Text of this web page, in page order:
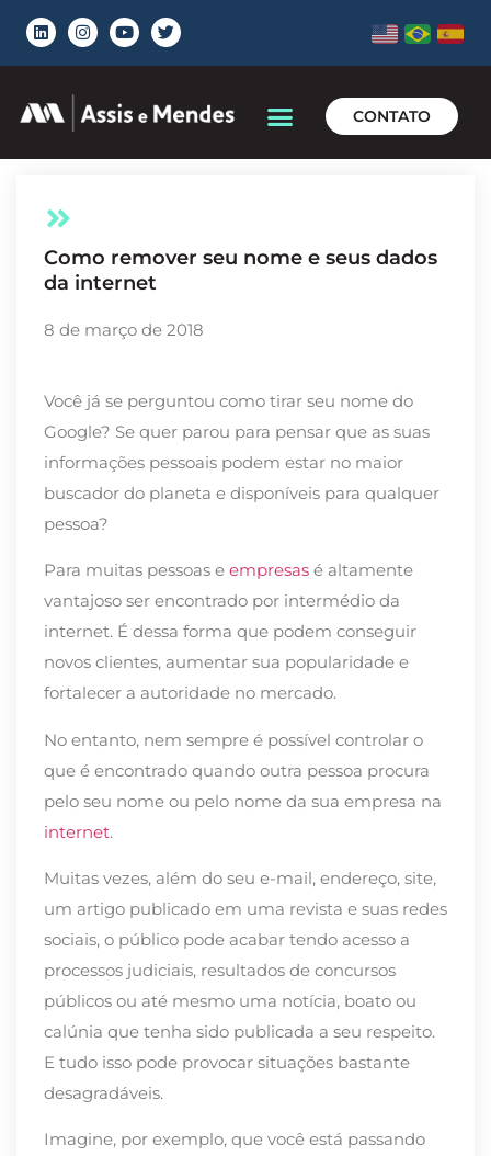
CONTATO
Como remover seu nome e seus dados
da internet
8 de março de 2018
Você já se perguntou como tirar seu nome do
Google? Se quer parou para pensar que as suas
informações pessoais podem estar no maior
buscador do planeta e disponíveis para qualquer
pessoa?
Para muitas pessoas e empresas é altamente
vantajoso ser encontrado por intermédio da
internet. É dessa forma que podem conseguir
novos clientes, aumentar sua popularidade e
fortalecer a autoridade no mercado.
No entanto, nem sempre é possível controlar o
que é encontrado quando outra pessoa procura
pelo seu nome ou pelo nome da sua empresa na
internet.
Muitas vezes, além do seu e-mail, endereço, site,
um artigo publicado em uma revista e suas redes
sociais, o público pode acabar tendo acesso a
processos judiciais, resultados de concursos
públicos ou até mesmo uma notícia, boato ou
calúnia que tenha sido publicada a seu respeito.
E tudo isso pode provocar situações bastante
desagradáveis.
Imagine, por exemplo, que você está passando